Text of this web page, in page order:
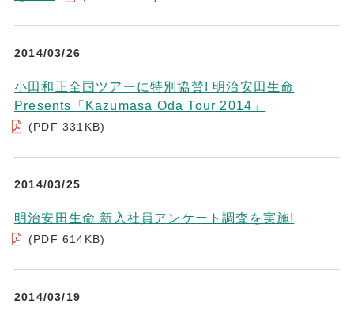
2014/03/26
小田和正全国ツアーに特別協賛! 明治安田生命
Presents「Kazumasa Oda Tour 2014」
(PDF 331KB)
2014/03/25
明治安田生命 新入社員アンケート調査を実施!
(PDF 614KB)
2014/03/19